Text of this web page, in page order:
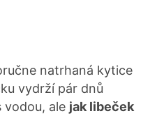
natrhaná kytice
vydrží pár dnů
vodou, ale jak libeček